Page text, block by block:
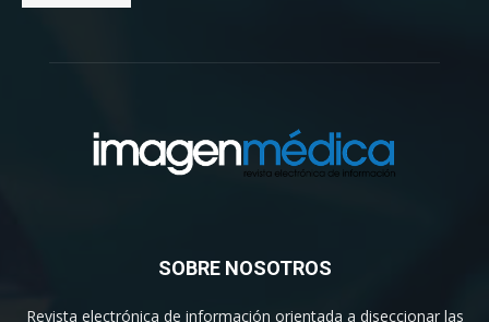
SOBRE NOSOTROS
Revista electrónica de información orientada a diseccionar las